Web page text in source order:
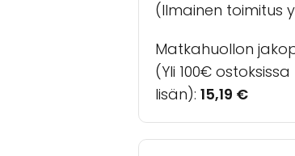
(Ilmainen toimitus
Matkahuollon
(Yli 100€
lisän): 15,19 €